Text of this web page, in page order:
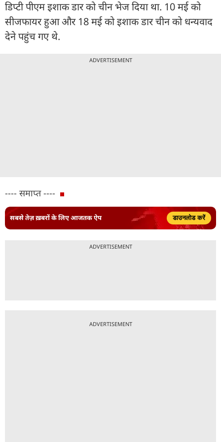
डिप्टी पीएम इशाक डार को चीन भेज दिया था. 10 मई को
सीजफायर हुआ और 18 मई को इशाक डार चीन को धन्यवाद
देने पहुंच गए थे.
ADVERTISEMENT
---- समाप्त ----
सबसे तेज़ ख़बरों के लिए आजतक ऐप डाउनलोड करें
ADVERTISEMENT
ADVERTISEMENT